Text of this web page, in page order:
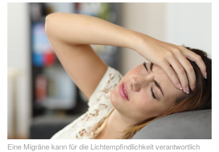
Eine Migräne kann für die Lichtempfindlichkeit verantwortlich